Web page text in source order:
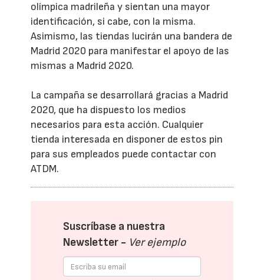
olímpica madrileña y sientan una mayor
identificación, si cabe, con la misma.
Asimismo, las tiendas lucirán una bandera de
Madrid 2020 para manifestar el apoyo de las
mismas a Madrid 2020.
La campaña se desarrollará gracias a Madrid
2020, que ha dispuesto los medios
necesarios para esta acción. Cualquier
tienda interesada en disponer de estos pin
para sus empleados puede contactar con
ATDM.
Suscríbase a nuestra
Newsletter - Ver ejemplo